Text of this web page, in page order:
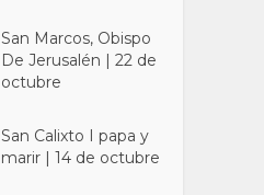
San Marcos, Obispo
De Jerusalén | 22 de
octubre
San Calixto I papa y
marir | 14 de octubre